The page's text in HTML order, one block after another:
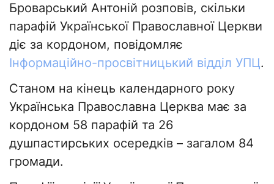
Броварський Антоній розповів, скільки
парафій Української Православної Церкви
діє за кордоном, повідомляє
Інформаційно-просвітницький відділ УПЦ.
Станом на кінець календарного року
Українська Православна Церква має за
кордоном 58 парафій та 26
душпастирських осередків – загалом 84
громади.